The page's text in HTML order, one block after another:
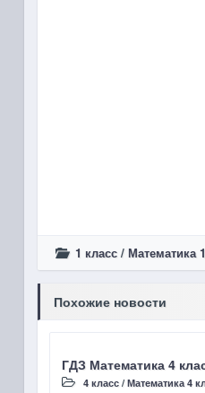
1 класс/ Математика
Похожие новости
ГДЗ Математика 4
4 класс/ Математика 4